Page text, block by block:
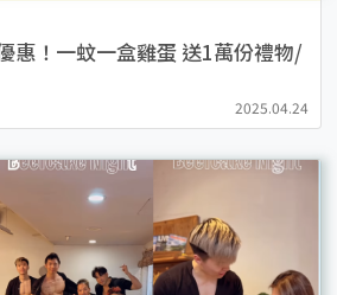
惠！一蚊一盒雞蛋 送1萬份禮物/
2025.04.24